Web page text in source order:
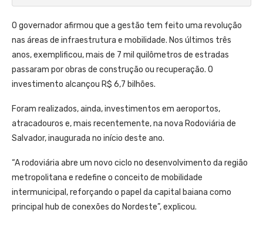
O governador afirmou que a gestão tem feito uma revolução
nas áreas de infraestrutura e mobilidade. Nos últimos três
anos, exemplificou, mais de 7 mil quilômetros de estradas
passaram por obras de construção ou recuperação. O
investimento alcançou R$ 6,7 bilhões.
Foram realizados, ainda, investimentos em aeroportos,
atracadouros e, mais recentemente, na nova Rodoviária de
Salvador, inaugurada no início deste ano.
“A rodoviária abre um novo ciclo no desenvolvimento da região
metropolitana e redefine o conceito de mobilidade
intermunicipal, reforçando o papel da capital baiana como
principal hub de conexões do Nordeste”, explicou.